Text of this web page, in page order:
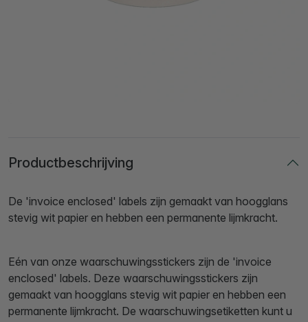
Productbeschrijving
De 'invoice enclosed' labels zijn gemaakt van hoogglans
stevig wit papier en hebben een permanente lijmkracht.
Eén van onze waarschuwingsstickers zijn de 'invoice
enclosed' labels. Deze waarschuwingsstickers zijn
gemaakt van hoogglans stevig wit papier en hebben een
permanente lijmkracht. De waarschuwingsetiketten kunt u